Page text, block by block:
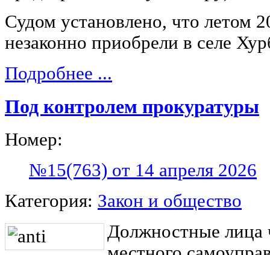
Судом установлено, что летом
незаконно приобрели в селе
Подробнее ...
Под контролем прокуратуры
Номер:
№15(763) от 14 апреля 2026
Категория: Закон и общество
Должностные лица